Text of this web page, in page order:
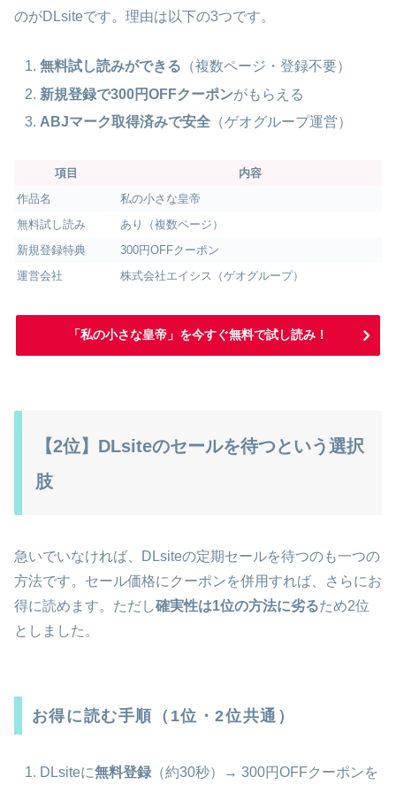
のがDLsiteです。理由は以下の3つです。
無料試し読みができる （複数ページ・登録不要）
新規登録で300円OFFクーポンがもらえる
ABJマーク取得済みで安全 （ゲオグループ運営）
項目
内容
作品名
私の小さな皇帝
無料試し読み
あり（複数ページ）
新規登録特典
300円OFFクーポン
運営会社
株式会社エイシス（ゲオグループ）
「私の小さな皇帝」を今すぐ無料で試し読み！
【2位】DLsiteのセールを待つという選択
肢
急いでいなければ、DLsiteの定期セールを待つのも一つの
方法です。セール価格にクーポンを併用すれば、さらにお
得に読めます。ただし確実性は1位の方法に劣るため2位
としました。
お得に読む手順（1位・2位共通）
DLsiteに無料登録 （約30秒）→ 300円OFFクーポンを